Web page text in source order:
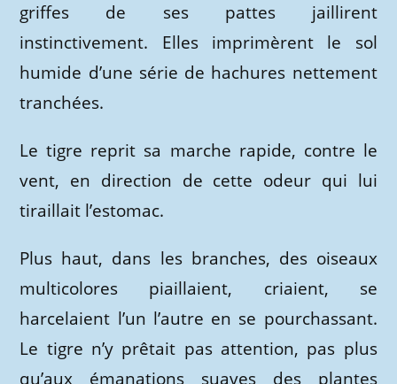
griffes de ses pattes jaillirent
instinctivement. Elles imprimèrent le sol
humide d’une série de hachures nettement
tranchées.
Le tigre reprit sa marche rapide, contre le
vent, en direction de cette odeur qui lui
tiraillait l’estomac.
Plus haut, dans les branches, des oiseaux
multicolores piaillaient, criaient, se
harcelaient l’un l’autre en se pourchassant.
Le tigre n’y prêtait pas attention, pas plus
qu’aux émanations suaves des plantes